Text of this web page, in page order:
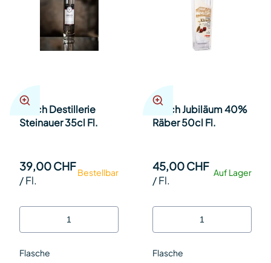
Kirsch Destillerie
Steinauer 35cl Fl.
Bestellbar
39,00 CHF
/Fl.
Flasche
Kirsch Jubiläum 40%
Räber 50cl Fl.
Auf Lager
45,00 CHF
/Fl.
Flasche